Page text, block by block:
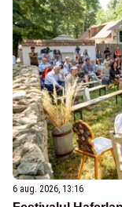
6 aug. 2026, 13:16